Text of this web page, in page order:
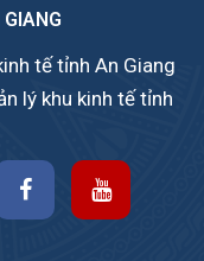
tế tỉnh An Giang
lý khu kinh tế tỉnh